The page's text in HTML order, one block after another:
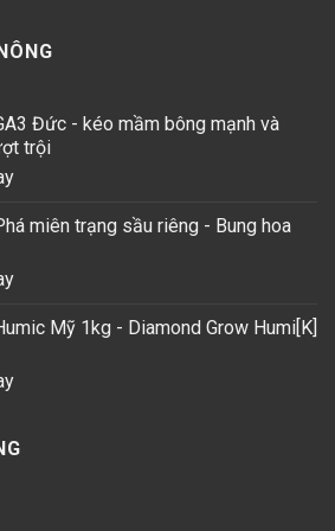
Đức - kéo mầm bông mạnh và
trội
miên trạng sầu riêng - Bung hoa
Mỹ 1kg - Diamond Grow Humi[K]